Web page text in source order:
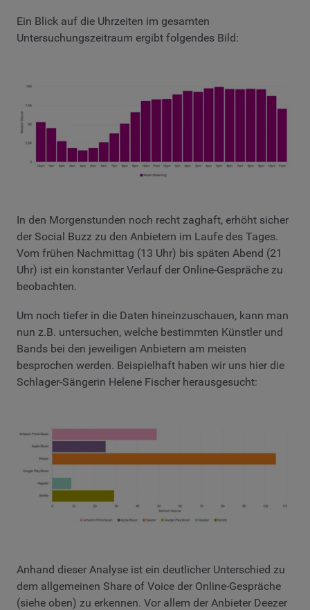
Ein Blick auf die Uhrzeiten im gesamten
Untersuchungszeitraum ergibt folgendes Bild:
In den Morgenstunden noch recht zaghaft, erhöht sicher
der Social Buzz zu den Anbietern im Laufe des Tages.
Vom frühen Nachmittag (13 Uhr) bis späten Abend (21
Uhr) ist ein konstanter Verlauf der Online-Gespräche zu
beobachten.
Um noch tiefer in die Daten hineinzuschauen, kann man
nun z.B. untersuchen, welche bestimmten Künstler und
Bands bei den jeweiligen Anbietern am meisten
besprochen werden. Beispielhaft haben wir uns hier die
Schlager-Sängerin Helene Fischer herausgesucht:
Anhand dieser Analyse ist ein deutlicher Unterschied zu
dem allgemeinen Share of Voice der Online-Gespräche
(siehe oben) zu erkennen. Vor allem der Anbieter Deezer